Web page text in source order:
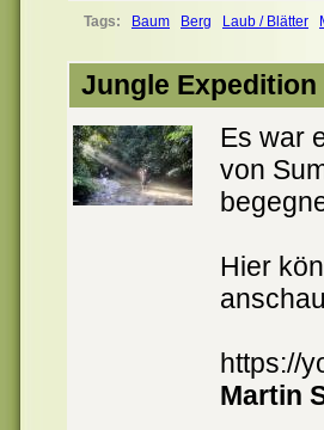
Tags: Baum Berg Laub / Blätter
Jungle Expedition
Es war
von
Hier
https://
Martin